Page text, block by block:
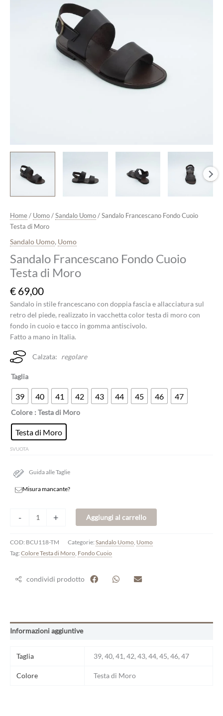
Home / Uomo / Sandalo Uomo / Sandalo Francescano Fondo Cuoio
Testa di Moro
Sandalo Uomo, Uomo
Sandalo Francescano Fondo Cuoio
Testa di Moro
€ 69,00
Sandalo in stile francescano con doppia fascia e allacciatura sul
retro del piede, realizzato in vacchetta color testa di moro con
fondo in cuoio e tacco in gomma antiscivolo.
Fatto a mano in Italia.
Calzata: regolare
Taglia
39 40 41 42 43 44 45 46 47
Colore : Testa di Moro
Testa di Moro
SVUOTA
Guida alle Taglie
Misura mancante?
- + Aggiungi al carrello
COD: BCU118-TM Categorie: Sandalo Uomo Uomo
Tag: Colore Testa di Moro Fondo Cuoio
condividi prodotto
Informazioni aggiuntive
Taglia 39, 40, 41, 42, 43, 44, 45, 46, 47
Colore Testa di Moro